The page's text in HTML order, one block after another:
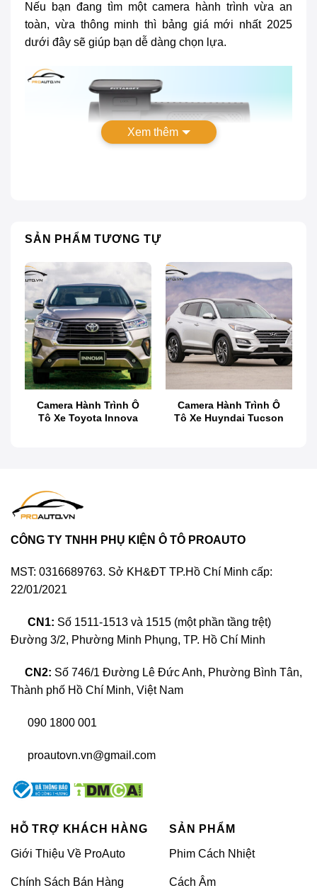
Nếu bạn đang tìm một camera hành trình vừa an
toàn, vừa thông minh thì bảng giá mới nhất 2025
dưới đây sẽ giúp bạn dễ dàng chọn lựa.
nhất 2025
Giới thiệu camera hành trình Blackvue
DR770X-2CH DMS
Blackvue là thương hiệu sản xuất camera hành trình
cao cấp, nổi bật với các sản phẩm tích hợp công
nghệ tiên tiến và tính năng an toàn vượt trội.
Blackvue luôn đi đầu trong việc phát triển các sản
DMS
Camera hành trình Blackvue DR770X-2CH DMS với
hợp chức năng giám sát tài xế (DMS), giúp nhận
khả năng ghi hình hai kênh phía trước và phía sau,
cung đường mà còn bảo vệ bạn với những bằng
>> XEM THÊM: Top các thương hiệu
Xem thêm
SẢN PHẨM TƯƠNG TỰ
Camera Hành Trình Ô
Tô Xe Toyota Innova
Camera Hành Trình Ô
Tô Xe Huyndai Tucson
CÔNG TY TNHH PHỤ KIỆN Ô TÔ PROAUTO
MST: 0316689763. Sở KH&ĐT TP.Hồ Chí Minh cấp:
22/01/2021
CN1: Số 1511-1513 và 1515 (một phần tầng trệt)
Đường 3/2, Phường Minh Phụng, TP. Hồ Chí Minh
CN2: Số 746/1 Đường Lê Đức Anh, Phường Bình Tân,
Thành phố Hồ Chí Minh, Việt Nam
090 1800 001
proautovn.vn@gmail.com
HỖ TRỢ KHÁCH HÀNG
Giới Thiệu Về ProAuto
Chính Sách Bán Hàng
SẢN PHẨM
Phim Cách Nhiệt
Cách Âm